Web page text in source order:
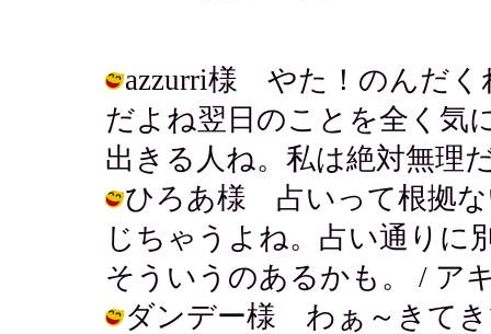
azzurri様 やた！のんだく
だよね翌日のことを全く気
出きる人ね。私は絶対無理
ひろあ様 占いって根拠な
じちゃうよね。占い通りに
そういうのあるかも。 / ア
ダンデー様 わぁ～きて